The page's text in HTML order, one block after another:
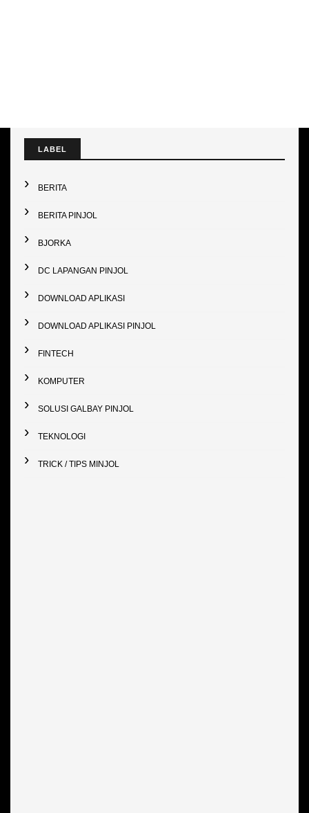
LABEL
BERITA
BERITA PINJOL
BJORKA
DC LAPANGAN PINJOL
DOWNLOAD APLIKASI
DOWNLOAD APLIKASI PINJOL
FINTECH
KOMPUTER
SOLUSI GALBAY PINJOL
TEKNOLOGI
TRICK / TIPS MINJOL